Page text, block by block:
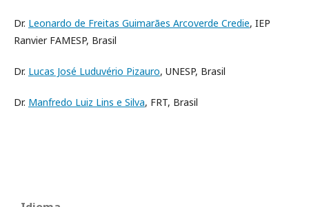
Dr. Leonardo de Freitas Guimarães Arcoverde Credie, IEP
Ranvier FAMESP, Brasil
Dr. Lucas José Luduvério Pizauro, UNESP, Brasil
Dr. Manfredo Luiz Lins e Silva, FRT, Brasil